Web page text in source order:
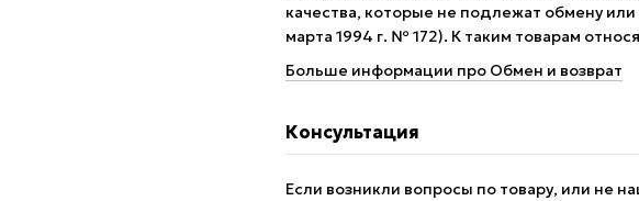
качества, которые не подлежат обмену
марта 1994 г. № 172). К таким товарам
Больше информации про Обмен и возврат
Консультация
Если возникли вопросы по товару, или не